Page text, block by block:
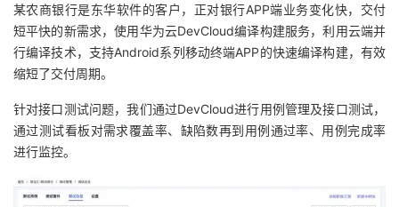
某农商银行是东华软件的客户，正对银行APP端业务变化快，交付
短平快的新需求，使用华为云DevCloud编译构建服务，利用云端并
行编译技术，支持Android系列移动终端APP的快速编译构建，有效
缩短了交付周期。
针对接口测试问题，我们通过DevCloud进行用例管理及接口测试，
通过测试看板对需求覆盖率、缺陷数再到用例通过率、用例完成率
进行监控。